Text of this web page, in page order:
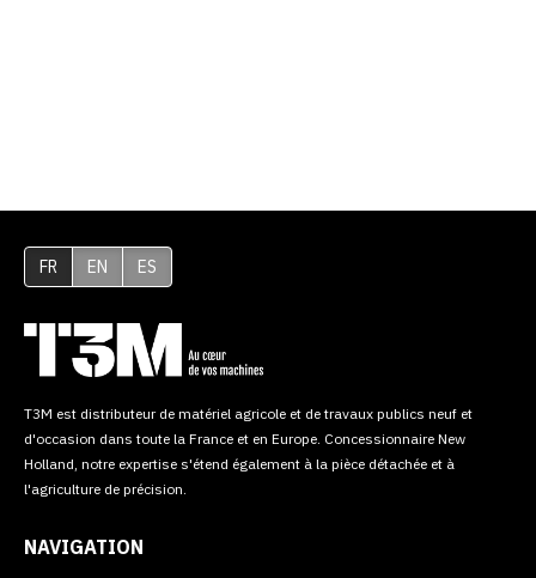
FR EN ES
T3M est distributeur de matériel agricole et de travaux publics neuf et
d'occasion dans toute la France et en Europe. Concessionnaire New
Holland, notre expertise s'étend également à la pièce détachée et à
l'agriculture de précision.
NAVIGATION